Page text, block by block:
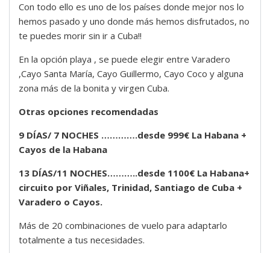
Con todo ello es uno de los países donde mejor nos lo
hemos pasado y uno donde más hemos disfrutados, no
te puedes morir sin ir a Cuba!!
En la opción playa , se puede elegir entre Varadero
,Cayo Santa María, Cayo Guillermo, Cayo Coco y alguna
zona más de la bonita y virgen Cuba.
Otras opciones recomendadas
9 DÍAS/ 7 NOCHES ………….desde 999€ La Habana +
Cayos de la Habana
13 DÍAS/11 NOCHES………..desde 1100€ La Habana+
circuito por Viñales, Trinidad, Santiago de Cuba +
Varadero o Cayos.
Más de 20 combinaciones de vuelo para adaptarlo
totalmente a tus necesidades.